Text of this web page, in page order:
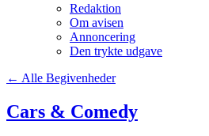
Redaktion
Om avisen
Annoncering
Den trykte udgave
← Alle Begivenheder
Cars & Comedy